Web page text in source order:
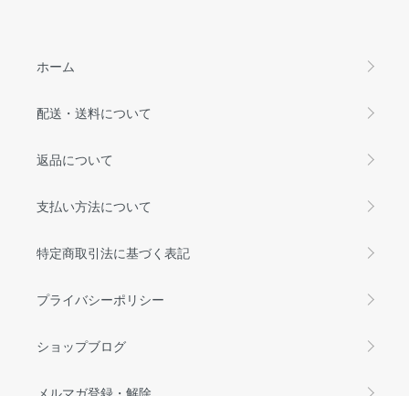
ホーム
配送・送料について
返品について
支払い方法について
特定商取引法に基づく表記
プライバシーポリシー
ショップブログ
メルマガ登録・解除